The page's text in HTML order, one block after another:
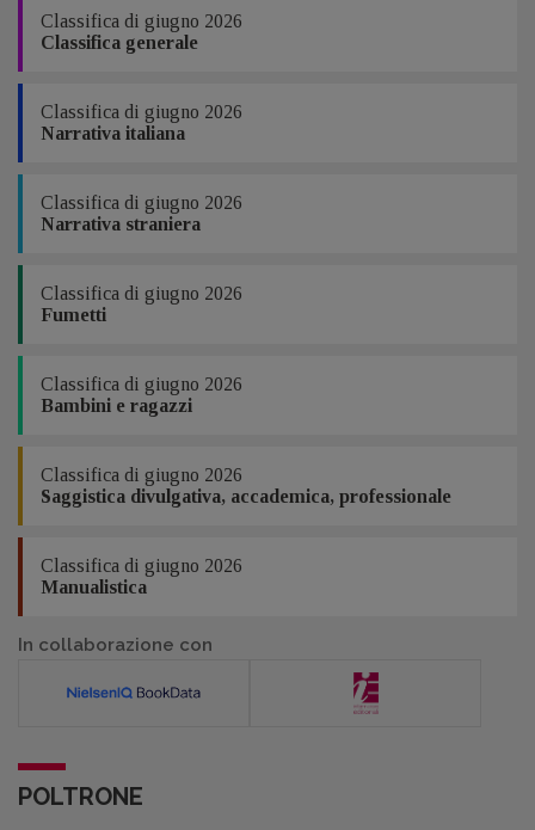
Classifica di giugno 2026
Classifica generale
Classifica di giugno 2026
Narrativa italiana
Classifica di giugno 2026
Narrativa straniera
Classifica di giugno 2026
Fumetti
Classifica di giugno 2026
Bambini e ragazzi
Classifica di giugno 2026
Saggistica divulgativa, accademica, professionale
Classifica di giugno 2026
Manualistica
In collaborazione con
POLTRONE